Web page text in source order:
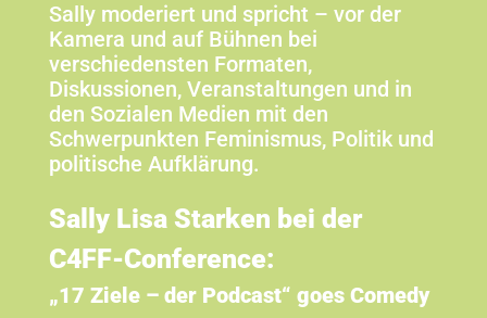
Sally moderiert und spricht – vor der
Kamera und auf Bühnen bei
verschiedensten Formaten,
Diskussionen, Veranstaltungen und in
den Sozialen Medien mit den
Schwerpunkten Feminismus, Politik und
politische Aufklärung.
Sally Lisa Starken bei der
C4FF-Conference:
„17 Ziele – der Podcast“ goes Comedy